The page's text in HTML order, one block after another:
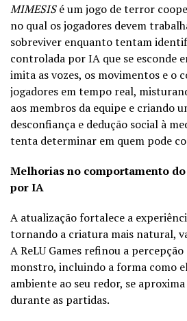
MIMESISé um jogo de terror
no qual os jogadores devem
sobreviver enquanto tentam
controlada por IA que se esconde
imita as vozes, os movimentos e o
jogadores em tempo real,
aos membros da equipe e criando
desconfiança e dedução social à
tenta determinar em quem pode
Melhorias no comportamento
por IA
A atualização fortalece a
tornando a criatura mais natural,
A ReLU Games refinou a
monstro, incluindo a forma como
ambiente ao seu redor, se
durante as partidas.